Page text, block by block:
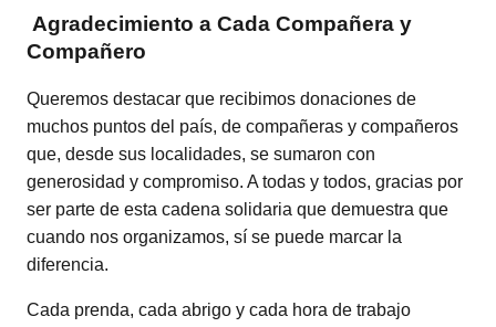
Agradecimiento a Cada Compañera y
Compañero
Queremos destacar que recibimos donaciones de
muchos puntos del país, de compañeras y compañeros
que, desde sus localidades, se sumaron con
generosidad y compromiso. A todas y todos, gracias por
ser parte de esta cadena solidaria que demuestra que
cuando nos organizamos, sí se puede marcar la
diferencia.
Cada prenda, cada abrigo y cada hora de trabajo